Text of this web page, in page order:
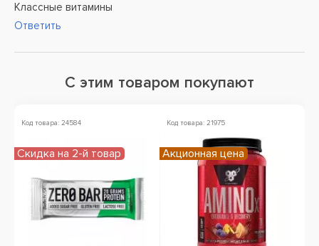
Классные витамины
Ответить
С этим товаром покупают
Код товара: 24584
Скидка на 2-й товар
Код товара: 21975
Акционная цена